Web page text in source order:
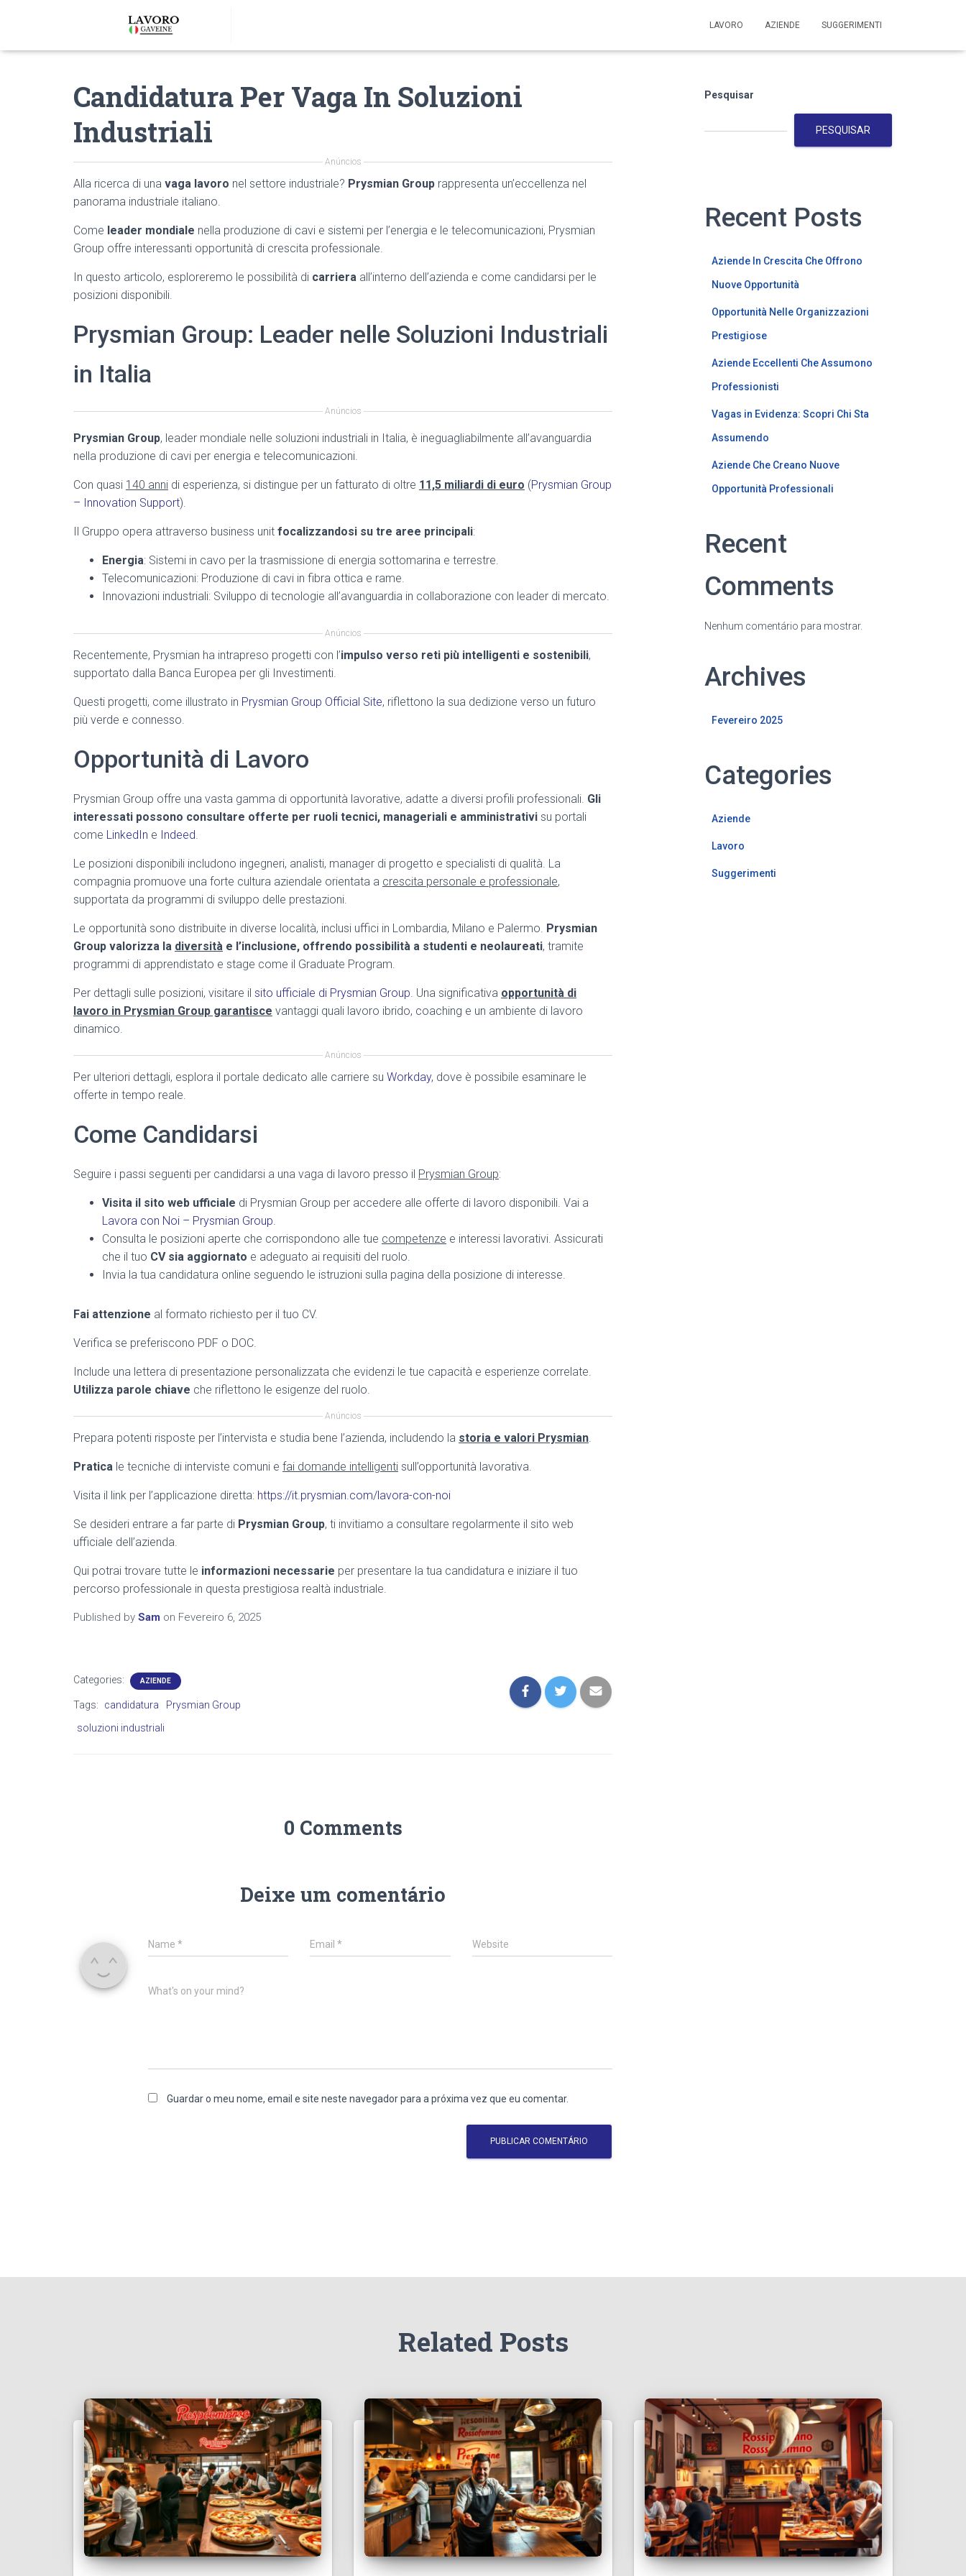
LAVORO AZIENDE SUGGERIMENTI
Candidatura Per Vaga In Soluzioni
Industriali
Anúncios
Alla ricerca di una vaga lavoro nel settore industriale? Prysmian Group rappresenta un’eccellenza nel
panorama industriale italiano.
Come leader mondiale nella produzione di cavi e sistemi per l’energia e le telecomunicazioni, Prysmian
Group offre interessanti opportunità di crescita professionale.
In questo articolo, esploreremo le possibilità di carriera all’interno dell’azienda e come candidarsi per le
posizioni disponibili.
Prysmian Group: Leader nelle Soluzioni Industriali
in Italia
Anúncios
Prysmian Group, leader mondiale nelle soluzioni industriali in Italia, è ineguagliabilmente all’avanguardia
nella produzione di cavi per energia e telecomunicazioni.
Con quasi 140 anni di esperienza, si distingue per un fatturato di oltre 11,5 miliardi di euro (Prysmian Group
– Innovation Support).
Il Gruppo opera attraverso business unit focalizzandosi su tre aree principali:
Energia: Sistemi in cavo per la trasmissione di energia sottomarina e terrestre.
Telecomunicazioni: Produzione di cavi in fibra ottica e rame.
Innovazioni industriali: Sviluppo di tecnologie all’avanguardia in collaborazione con leader di mercato.
Anúncios
Recentemente, Prysmian ha intrapreso progetti con l’impulso verso reti più intelligenti e sostenibili,
supportato dalla Banca Europea per gli Investimenti.
Questi progetti, come illustrato in Prysmian Group Official Site, riflettono la sua dedizione verso un futuro
più verde e connesso.
Opportunità di Lavoro
Prysmian Group offre una vasta gamma di opportunità lavorative, adatte a diversi profili professionali. Gli
interessati possono consultare offerte per ruoli tecnici, manageriali e amministrativi su portali
come LinkedIn e Indeed.
Le posizioni disponibili includono ingegneri, analisti, manager di progetto e specialisti di qualità. La
compagnia promuove una forte cultura aziendale orientata a crescita personale e professionale,
supportata da programmi di sviluppo delle prestazioni.
Le opportunità sono distribuite in diverse località, inclusi uffici in Lombardia, Milano e Palermo. Prysmian
Group valorizza la diversità e l’inclusione, offrendo possibilità a studenti e neolaureati, tramite
programmi di apprendistato e stage come il Graduate Program.
Per dettagli sulle posizioni, visitare il sito ufficiale di Prysmian Group. Una significativa opportunità di
lavoro in Prysmian Group garantisce vantaggi quali lavoro ibrido, coaching e un ambiente di lavoro
dinamico.
Anúncios
Per ulteriori dettagli, esplora il portale dedicato alle carriere su Workday, dove è possibile esaminare le
offerte in tempo reale.
Come Candidarsi
Seguire i passi seguenti per candidarsi a una vaga di lavoro presso il Prysmian Group:
Visita il sito web ufficiale di Prysmian Group per accedere alle offerte di lavoro disponibili. Vai a
Lavora con Noi – Prysmian Group.
Consulta le posizioni aperte che corrispondono alle tue competenze e interessi lavorativi. Assicurati
che il tuo CV sia aggiornato e adeguato ai requisiti del ruolo.
Invia la tua candidatura online seguendo le istruzioni sulla pagina della posizione di interesse.
Fai attenzione al formato richiesto per il tuo CV.
Verifica se preferiscono PDF o DOC.
Include una lettera di presentazione personalizzata che evidenzi le tue capacità e esperienze correlate.
Utilizza parole chiave che riflettono le esigenze del ruolo.
Anúncios
Prepara potenti risposte per l’intervista e studia bene l’azienda, includendo la storia e valori Prysmian.
Pratica le tecniche di interviste comuni e fai domande intelligenti sull’opportunità lavorativa.
Visita il link per l’applicazione diretta: https://it.prysmian.com/lavora-con-noi
Se desideri entrare a far parte di Prysmian Group, ti invitiamo a consultare regolarmente il sito web
ufficiale dell’azienda.
Qui potrai trovare tutte le informazioni necessarie per presentare la tua candidatura e iniziare il tuo
percorso professionale in questa prestigiosa realtà industriale.
Published by Sam on Fevereiro 6, 2025
Categories: AZIENDE
Tags: candidatura
Prysmian Group
soluzioni industriali
0 Comments
Deixe um comentário
Name * Email* Website
What's on your mind?
Guardar o meu nome, email e site neste navegador para a próxima vez que eu comentar.
Pesquisar
PESQUISAR
Recent Posts
Aziende In Crescita Che Offrono
Nuove Opportunità
Opportunità Nelle Organizzazioni
Prestigiose
Aziende Eccellenti Che Assumono
Professionisti
Vagas in Evidenza: Scopri Chi Sta
Assumendo
Aziende Che Creano Nuove
Opportunità Professionali
Recent
Comments
Nenhum comentário para mostrar.
Archives
Fevereiro 2025
Categories
Aziende
Lavoro
Suggerimenti
Related Posts